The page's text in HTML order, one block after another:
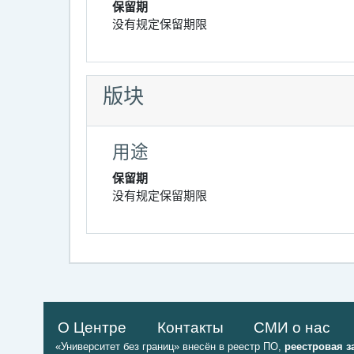
保留期
没有规定保留期限
版块
用途
保留期
没有规定保留期限
О Центре Контакты СМИ о нас
«Университет без границ» внесён в реестр ПО, реестровая